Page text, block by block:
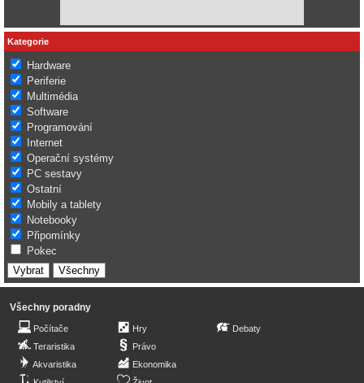
Kategorie
Hardware
Periferie
Multimédia
Software
Programování
Internet
Operační systémy
PC sestavy
Ostatní
Mobily a tablety
Notebooky
Připomínky
Pokec
Všechny poradny
Počítače
Teraristika
Akvaristika
Hry
Právo
Ekonomika
Debaty